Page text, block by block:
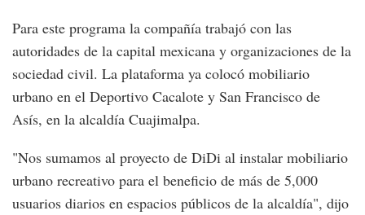
Para este programa la compañía trabajó con las
autoridades de la capital mexicana y organizaciones de la
sociedad civil. La plataforma ya colocó mobiliario
urbano en el Deportivo Cacalote y San Francisco de
Asís, en la alcaldía Cuajimalpa.
"Nos sumamos al proyecto de DiDi al instalar mobiliario
urbano recreativo para el beneficio de más de 5,000
usuarios diarios en espacios públicos de la alcaldía", dijo